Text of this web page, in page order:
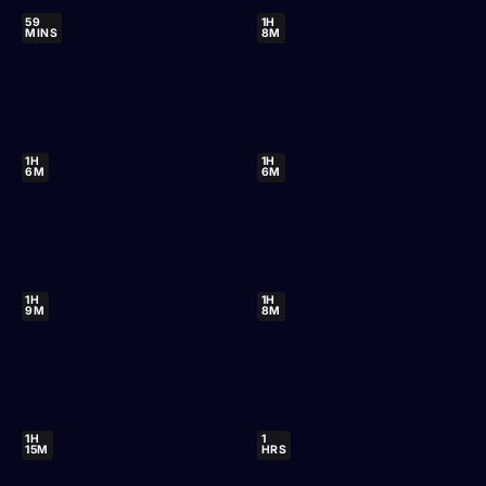
59
MINS
1H
8M
1H
6M
1H
6M
1H
9M
1H
8M
1H
15M
1
HRS